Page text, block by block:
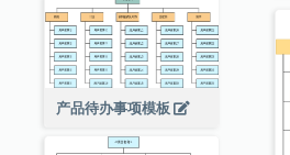
产品待办事项模板